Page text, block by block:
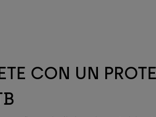
CON UN